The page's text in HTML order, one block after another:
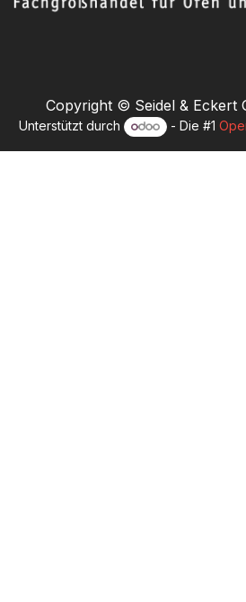
Copyright © Seidel & Eckert
Unterstützt durch - Die #1